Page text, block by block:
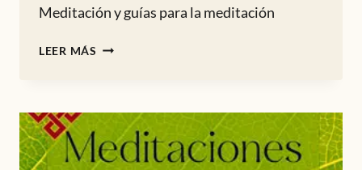
Meditación y guías para la meditación
LEER MÁS MEDITACIÓN
LLENA